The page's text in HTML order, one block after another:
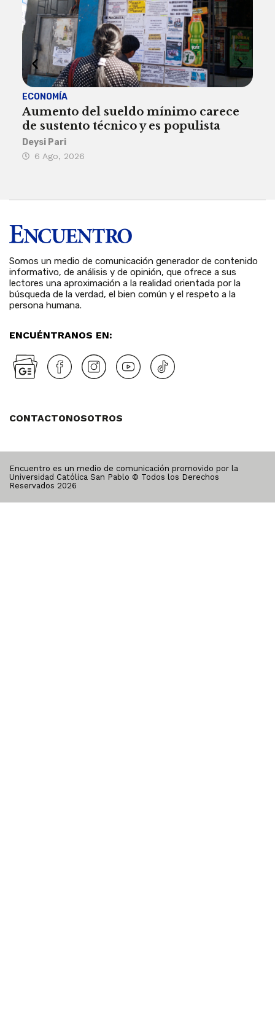
ECONOMÍA
Aumento del sueldo mínimo carece
de sustento técnico y es populista
Deysi Pari
6 Ago, 2026
Somos un medio de comunicación generador de contenido
informativo, de análisis y de opinión, que ofrece a sus
lectores una aproximación a la realidad orientada por la
búsqueda de la verdad, el bien común y el respeto a la
persona humana.
ENCUÉNTRANOS EN:
CONTACTONOSOTROS
Encuentro es un medio de comunicación promovido por la
Universidad Católica San Pablo © Todos los Derechos
Reservados 2026